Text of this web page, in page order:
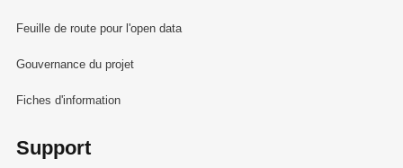
Feuille de route pour l'open data
Gouvernance du projet
Fiches d'information
Support